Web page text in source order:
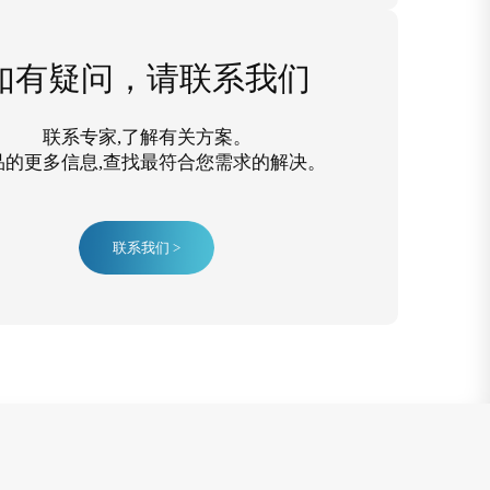
有疑问，请联系我们
联系专家,了解有关方案。
更多信息,查找最符合您需求的解决。
联系我们 >